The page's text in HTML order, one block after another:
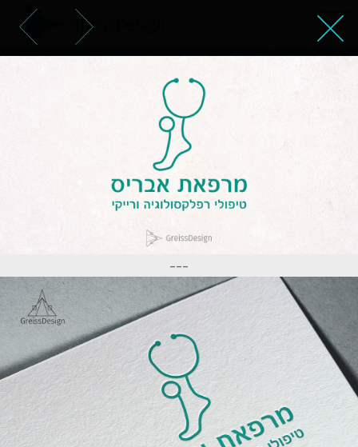
עיצוב לוגו עבור מרפאת אבריס
---